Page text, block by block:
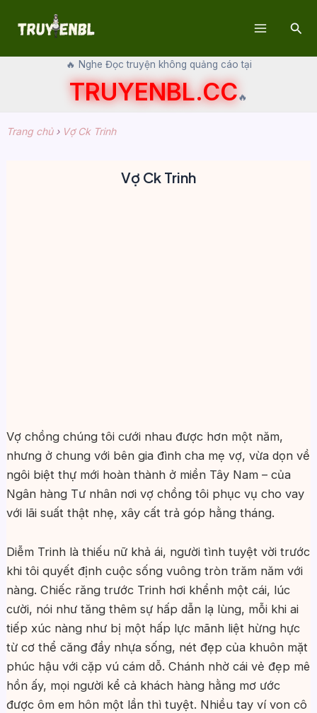
🔥 Nghe Đọc truyện không quảng cáo tại
TRUYENBL.CC🔥
Trang chủ› Vợ Ck Trinh
Vợ Ck Trinh
Vợ chồng chúng tôi cưới nhau được hơn một năm,
nhưng ở chung với bên gia đình cha mẹ vợ, vừa dọn về
ngôi biệt thự mới hoàn thành ở miền Tây Nam – của
Ngân hàng Tư nhân nơi vợ chồng tôi phục vụ cho vay
với lãi suất thật nhẹ, xây cất trả góp hằng tháng.
Diễm Trinh là thiếu nữ khả ái, người tình tuyệt vời trước
khi tôi quyết định cuộc sống vuông tròn trăm năm với
nàng. Chiếc răng trước Trinh hơi khểnh một cái, lúc
cười, nói như tăng thêm sự hấp dẫn lạ lùng, mỗi khi ai
tiếp xúc nàng như bị một hấp lực mãnh liệt hừng hực
từ cơ thể căng đầy nhựa sống, nét đẹp của khuôn mặt
phúc hậu với cặp vú cám dỗ. Chánh nhờ cái vẻ đẹp mê
hồn ấy, mọi người kể cả khách hàng hằng mơ ước
được ôm em hôn một lần thì tuyệt. Nhiều tay ví von cô